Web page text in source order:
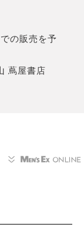
の販売を予
蔦屋書店